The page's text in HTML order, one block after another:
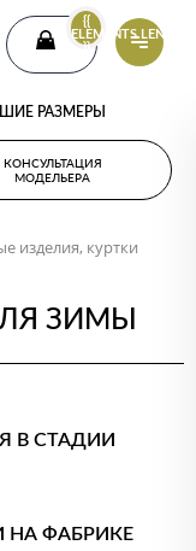
{{
ELEMENTS.LENGTH
}}
РАЗМЕРЫ
КОНСУЛЬТАЦИЯ
МОДЕЛЬЕРА
изделия, куртки
ЗИМЫ
В СТАДИИ
НА ФАБРИКЕ